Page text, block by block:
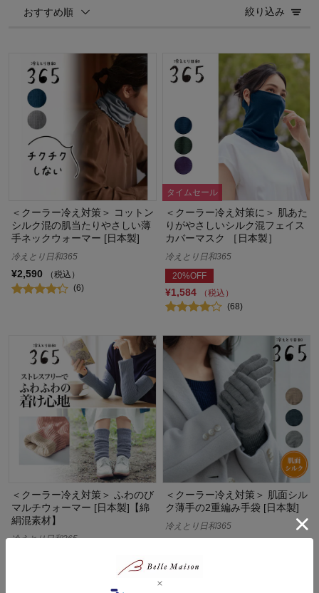
おすすめ順 絞り込み
＜クーラー冷え対策＞ コットン
シルク混の肌当たりやさしい薄
手ネックウォーマー [日本製]
冷えとり日和365
¥2,590
（税込）
(6)
タイムセール
＜クーラー冷え対策に＞ 肌あた
りがやさしいシルク混フェイス
カバーマスク ［日本製］
冷えとり日和365
20%OFF
¥1,584
（税込）
(68)
＜クーラー冷え対策＞ ふわのび
マルチウォーマー [日本製]【綿
絹混素材】
冷えとり日和365
＜クーラー冷え対策＞ 肌面シル
ク薄手の2重編み手袋 [日本製]
冷えとり日和365